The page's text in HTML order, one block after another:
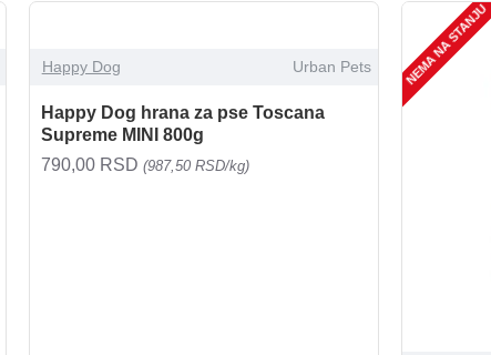
Happy Dog Urban Pets
Happy Dog hrana za pse Toscana
Supreme MINI 800g
790,00 RSD (987,50 RSD/kg)
NEMA NA STANJU